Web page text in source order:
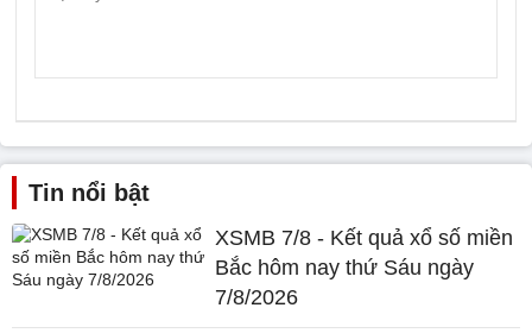
Tin nổi bật
XSMB 7/8 - Kết quả xổ số miền
Bắc hôm nay thứ Sáu ngày
7/8/2026